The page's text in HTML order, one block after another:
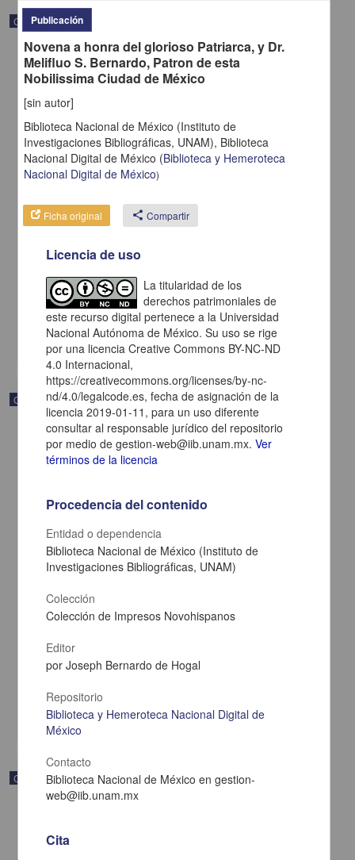
Correspondencia postal
Carta de H. C. Pitman a Francisco I. Madero en la que le solicita
Pitman, H. C.
[sin fecha]
Multidisciplina
Correspondencia postal
en la ranchería de Samalayuca
Pérez, Zeferino
[sin fecha]
Multidisciplina
Correspondencia postal
Publicación
Novena a honra del glorioso Patriarca, y Dr.
Melifluo S. Bernardo, Patron de esta
Nobilissima Ciudad de México
[sin autor]
Biblioteca Nacional de México (Instituto de
Investigaciones Bibliográficas, UNAM), Biblioteca
Nacional Digital de México (Biblioteca y Hemeroteca
Nacional Digital de México)
Ficha original share Compartir
Licencia de uso
La titularidad de los
derechos patrimoniales de
este recurso digital pertenece a la Universidad
Nacional Autónoma de México. Su uso se rige
por una licencia Creative Commons BY-NC-ND
4.0 Internacional,
https://creativecommons.org/licenses/by-nc-
nd/4.0/legalcode.es, fecha de asignación de la
licencia 2019-01-11, para un uso diferente
consultar al responsable jurídico del repositorio
por medio de gestion-web@iib.unam.mx.Ver
términos de la licencia
Procedencia del contenido
Entidad o dependencia
Biblioteca Nacional de México (Instituto de
Investigaciones Bibliográficas, UNAM)
Colección
Colección de Impresos Novohispanos
Editor
por Joseph Bernardo de Hogal
Repositorio
Biblioteca y Hemeroteca Nacional Digital de
México
Contacto
Biblioteca Nacional de México en gestion-
web@iib.unam.mx
Cita